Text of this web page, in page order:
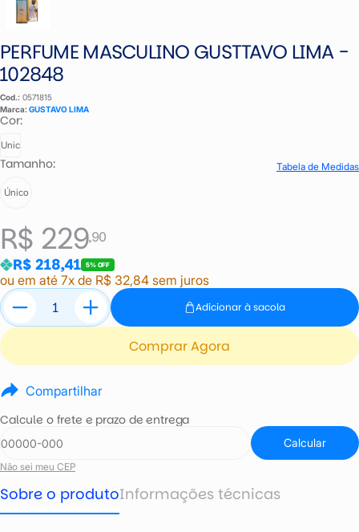
PERFUME MASCULINO GUSTTAVO LIMA -
102848
Cod.: 0571815
Marca: GUSTAVO LIMA
R$ 229,90
R$ 218,41 5% OFF
ou em até 7x de R$ 32,84 sem juros
Cor:
Unic
Tamanho: Tabela de Medidas
Único
Adicionar à sacola
Comprar Agora
Compartilhar
Calcule o frete e prazo de entrega
Calcular
Não sei meu CEP
Sobre o produtoInformações técnicas